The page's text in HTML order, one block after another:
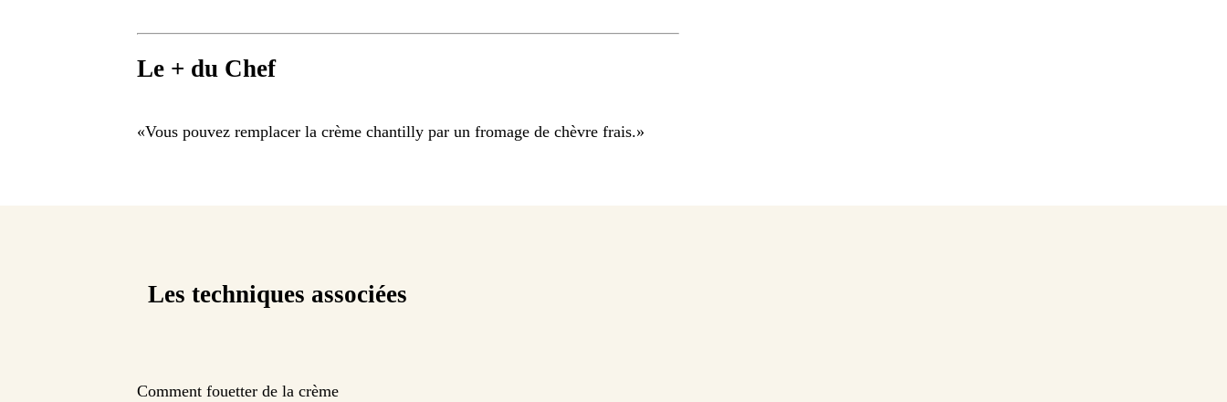
Le + du Chef
«Vous pouvez remplacer la crème chantilly par un fromage de chèvre frais.»
Les techniques associées
Comment fouetter de la crème